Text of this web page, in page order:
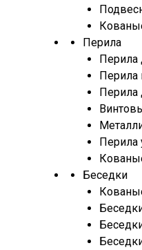
Перила
Перила
Перила
Перила
Перила
Беседки